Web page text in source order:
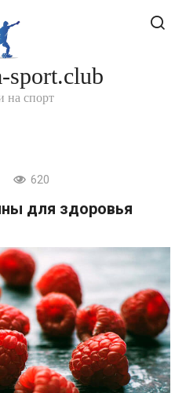
sport.club
на спорт
620
для здоровья